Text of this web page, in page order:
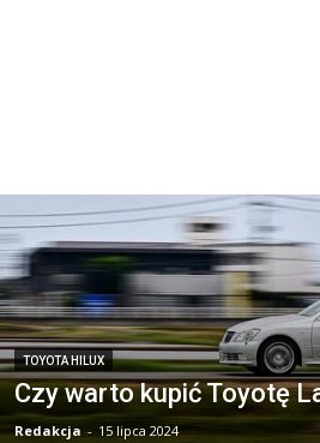
TOYOTA HILUX
Czy warto kupić Toyotę
Redakcja - 15 lipca 2024